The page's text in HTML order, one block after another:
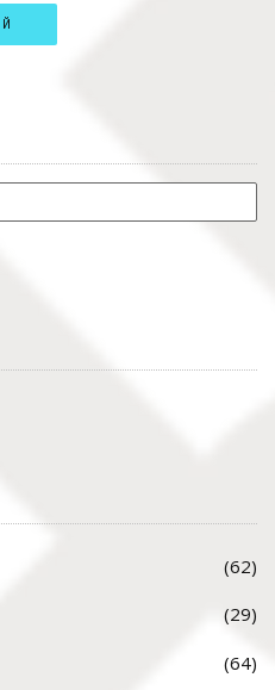
(62)
(29)
(64)